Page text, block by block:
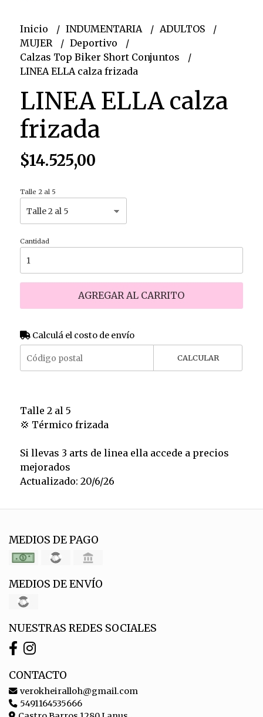
Inicio INDUMENTARIA
ADULTOS
MUJER
Deportivo
Calzas Top Biker Short Conjuntos
LINEA ELLA calza frizada
LINEA ELLA calza
frizada
$14.525,00
Talle 2 al 5
Cantidad
AGREGAR AL CARRITO
Calculá el costo de envío
CALCULAR
Talle 2 al 5
💢 Térmico frizada
Si llevas 3 arts de linea ella accede a precios
mejorados
Actualizado: 20/6/26
MEDIOS DE PAGO
MEDIOS DE ENVÍO
NUESTRAS REDES SOCIALES
CONTACTO
verokheiralloh@gmail.com
5491164535666